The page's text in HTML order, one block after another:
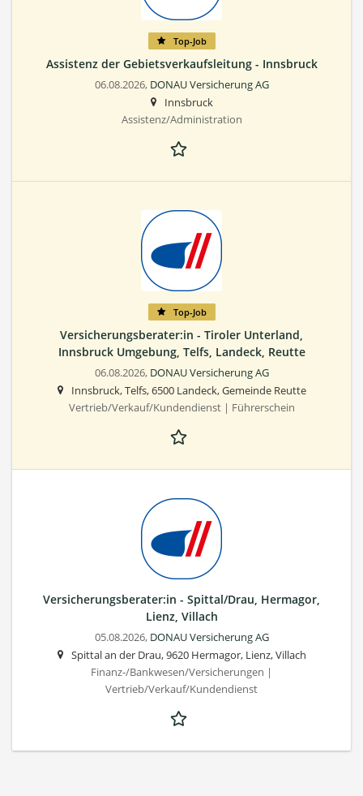
Top-Job
Assistenz der Gebietsverkaufsleitung - Innsbruck
06.08.2026, DONAU Versicherung AG
Innsbruck
Assistenz/Administration
Top-Job
Versicherungsberater:in - Tiroler Unterland,
Innsbruck Umgebung, Telfs, Landeck, Reutte
06.08.2026, DONAU Versicherung AG
Innsbruck, Telfs, 6500 Landeck, Gemeinde Reutte
Vertrieb/Verkauf/Kundendienst | Führerschein
Versicherungsberater:in - Spittal/Drau, Hermagor,
Lienz, Villach
05.08.2026, DONAU Versicherung AG
Spittal an der Drau, 9620 Hermagor, Lienz, Villach
Finanz-/Bankwesen/Versicherungen |
Vertrieb/Verkauf/Kundendienst